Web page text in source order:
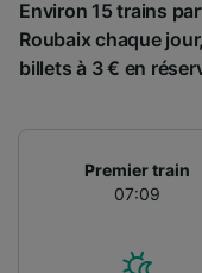
Environ 15 trains
Roubaix chaque
billets à 3 € en
Premier train
07:09